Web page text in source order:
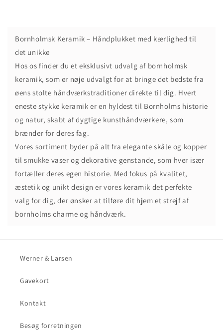
Bornholmsk Keramik – Håndplukket med kærlighed til
det unikke
Hos os finder du et eksklusivt udvalg af bornholmsk
keramik, som er nøje udvalgt for at bringe det bedste fra
øens stolte håndværkstraditioner direkte til dig. Hvert
eneste stykke keramik er en hyldest til Bornholms historie
og natur, skabt af dygtige kunsthåndværkere, som
brænder for deres fag.
Vores sortiment byder på alt fra elegante skåle og kopper
til smukke vaser og dekorative genstande, som hver især
fortæller deres egen historie. Med fokus på kvalitet,
æstetik og unikt design er vores keramik det perfekte
valg for dig, der ønsker at tilføre dit hjem et strejf af
bornholms charme og håndværk.
Werner & Larsen
Gavekort
Kontakt
Besøg forretningen